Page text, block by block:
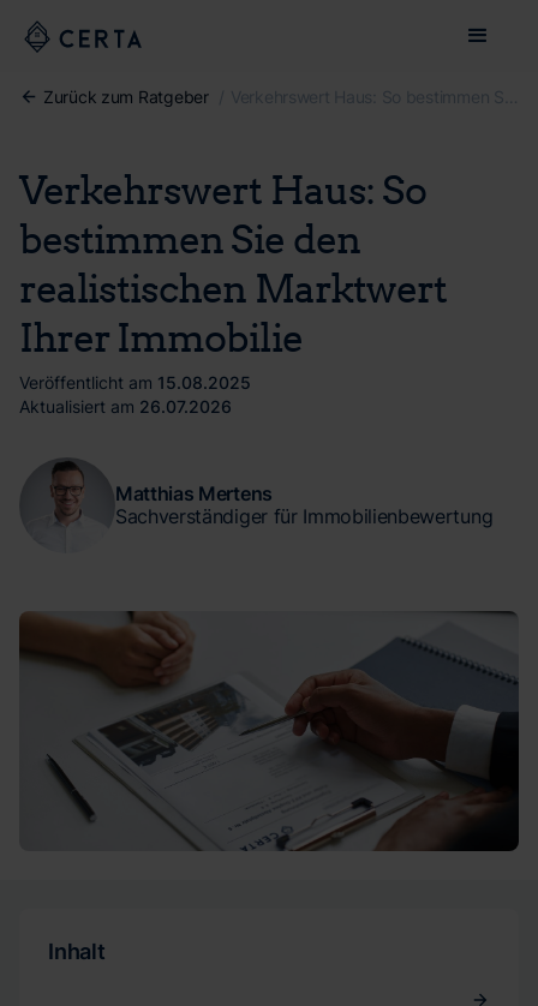
Zurück zum Ratgeber /
Verkehrswert Haus: So
bestimmen Sie den
realistischen Marktwert
Ihrer Immobilie
Veröffentlicht am 15.08.2025
Aktualisiert am 26.07.2026
Matthias Mertens
Sachverständiger für Immobilienbewertung
Inhalt